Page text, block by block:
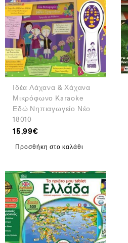
Ιδέα Λάχανα & Χάχανα
Μικρόφωνο Karaoke
Εδώ Νηπιαγωγείο Νέο
18010
15,99€
Προσθήκη στο καλάθι